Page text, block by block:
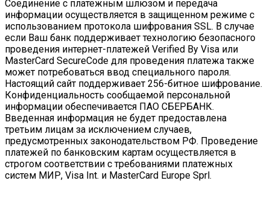
Соединение с платежным шлюзом и передача
информации осуществляется в защищенном режиме с
использованием протокола шифрования SSL. В случае
если Ваш банк поддерживает технологию безопасного
проведения интернет-платежей Verified By Visa или
MasterCard SecureCode для проведения платежа также
может потребоваться ввод специального пароля.
Настоящий сайт поддерживает 256-битное шифрование.
Конфиденциальность сообщаемой персональной
информации обеспечивается ПАО СБЕРБАНК.
Введенная информация не будет предоставлена
третьим лицам за исключением случаев,
предусмотренных законодательством РФ. Проведение
платежей по банковским картам осуществляется в
строгом соответствии с требованиями платежных
систем МИР, Visa Int. и MasterCard Europe Sprl.